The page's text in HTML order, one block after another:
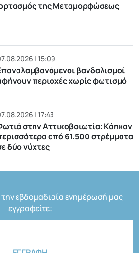
της Μεταμορφώσεως
| 15:09
βανδαλισμοί
περιοχές χωρίς φωτισμό
| 17:43
στην Αττικοβοιωτία: Kάηκαν
από 61.500 στρέμματα
δύο νύχτες
την εβδομαδιαία ενημέρωσή μας
εγγραφείτε: